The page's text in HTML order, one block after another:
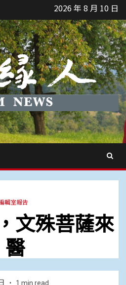
2026 年 8 月 10 日
輯室報告
文殊菩薩來
醫
1 min read